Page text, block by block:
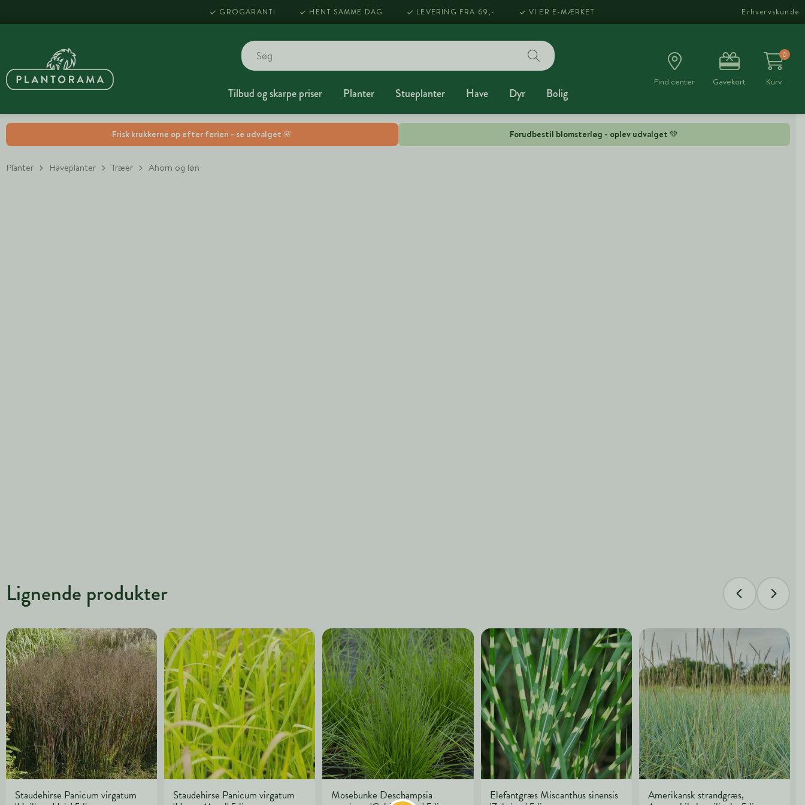
Frisk krukkerne op efter ferien - se udvalget 🌸 Forudbestil blomsterløg - oplev udvalget 💚
GROGARANTI HENT SAMME DAG LEVERING FRA 69,- VI ER E-MÆRKET Erhvervskunde
Tilbud og skarpe priser Planter Stueplanter Have Dyr Bolig
Find center Gavekort
0
Kurv
Planter Haveplanter Træer Ahorn og løn
Lignende produkter
Staudehirse Panicum virgatum
Staudehirse Panicum virgatum
Mosebunke Deschampsia
Elefantgræs Miscanthus sinensis
Amerikansk strandgræs,